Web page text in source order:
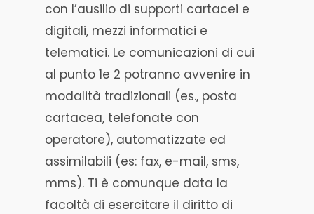
con l’ausilio di supporti cartacei e
digitali, mezzi informatici e
telematici. Le comunicazioni di cui
al punto 1e 2 potranno avvenire in
modalità tradizionali (es., posta
cartacea, telefonate con
operatore), automatizzate ed
assimilabili (es: fax, e-mail, sms,
mms). Ti è comunque data la
facoltà di esercitare il diritto di